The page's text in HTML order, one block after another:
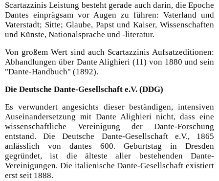
Scartazzinis Leistung besteht gerade auch darin, die Epoche
Dantes einprägsam vor Augen zu führen: Vaterland und
Vaterstadt; Sitte; Glaube, Papst und Kaiser, Wissenschaften
und Künste, Nationalsprache und -literatur.
Von großem Wert sind auch Scartazzinis Aufsatzeditionen:
Abhandlungen über Dante Alighieri (11) von 1880 und sein
"Dante-Handbuch" (1892).
Die Deutsche Dante-Gesellschaft e.V. (DDG)
Es verwundert angesichts dieser beständigen, intensiven
Auseinandersetzung mit Dante Alighieri nicht, dass eine
wissenschaftliche Vereinigung der Dante-Forschung
entstand. Die Deutsche Dante-Gesellschaft e.V., 1865
anlässlich von dantes 600. Geburtstag in Dresden
gegründet, ist die älteste aller bestehenden Dante-
Vereinigungen. Die italienische Dante-Gesellschaft existiert
erst seit 1888.